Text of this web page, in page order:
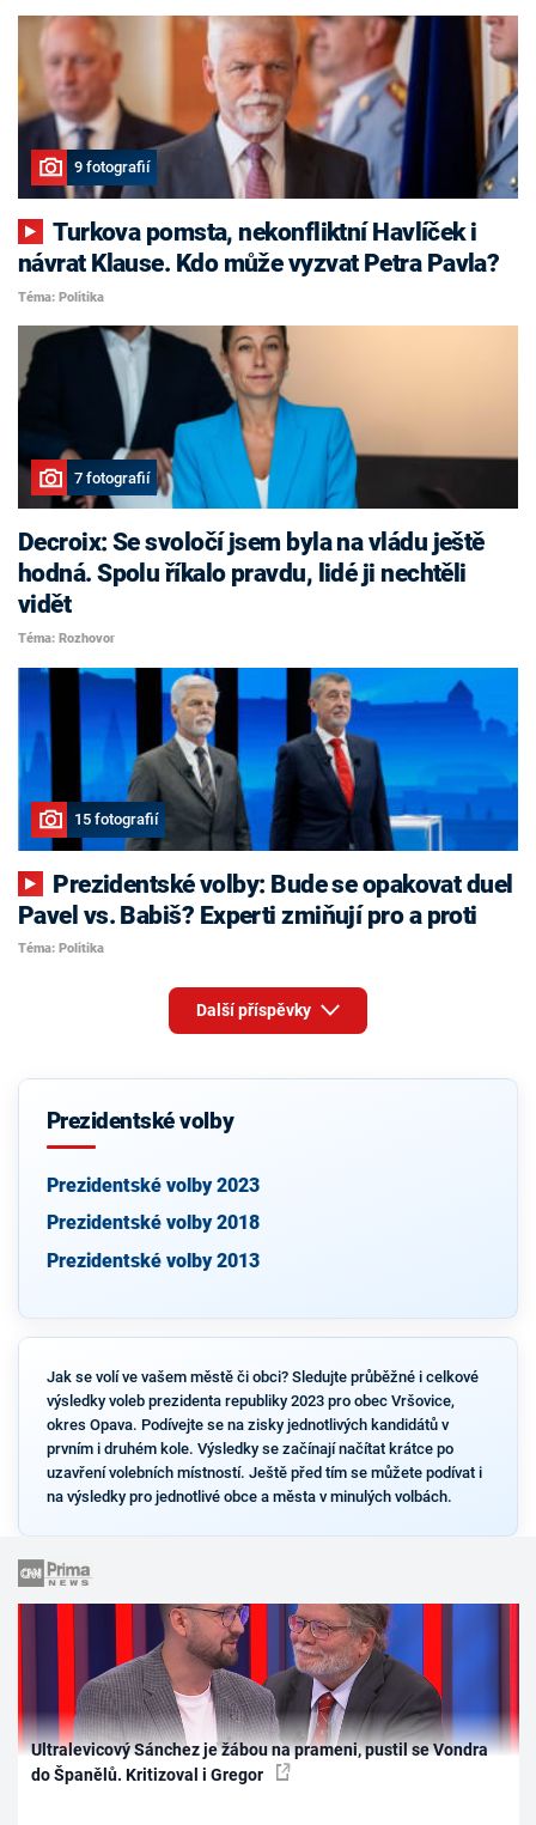
9 fotografií
Turkova pomsta, nekonfliktní Havlíček i
návrat Klause. Kdo může vyzvat Petra Pavla?
Téma: Politika
7 fotografií
Decroix: Se svoločí jsem byla na vládu ještě
hodná. Spolu říkalo pravdu, lidé ji nechtěli
vidět
Téma: Rozhovor
15 fotografií
Pavel vs. Babiš? Experti zmiňují pro a proti
Téma: Politika
Další příspěvky
Prezidentské volby
Prezidentské volby 2023
Prezidentské volby 2018
Prezidentské volby 2013
Jak se volí ve vašem městě či obci? Sledujte průběžné i celkové
výsledky voleb prezidenta republiky 2023 pro obec Vršovice,
okres Opava. Podívejte se na zisky jednotlivých kandidátů v
prvním i druhém kole. Výsledky se začínají načítat krátce po
uzavření volebních místností. Ještě před tím se můžete podívat i
na výsledky pro jednotlivé obce a města v minulých volbách.
Ultralevicový Sánchez je žábou na prameni, pustil se Vondra
do Španělů. Kritizoval i Gregor